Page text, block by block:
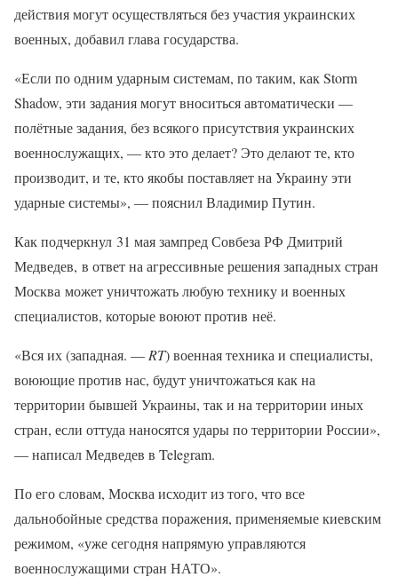
действия могут осуществляться без участия украинских
военных, добавил глава государства.
«Если по одним ударным системам, по таким, как Storm
Shadow, эти задания могут вноситься автоматически —
полётные задания, без всякого присутствия украинских
военнослужащих, — кто это делает? Это делают те, кто
производит, и те, кто якобы поставляет на Украину эти
ударные системы», — пояснил Владимир Путин.
Как подчеркнул 31 мая зампред Совбеза РФ Дмитрий
Медведев, в ответ на агрессивные решения западных стран
Москва может уничтожать любую технику и военных
специалистов, которые воюют против неё.
«Вся их (западная. —RT) военная техника и специалисты,
воюющие против нас, будут уничтожаться как на
территории бывшей Украины, так и на территории иных
стран, если оттуда наносятся удары по территории России»,
— написал Медведев в Telegram.
По его словам, Москва исходит из того, что все
дальнобойные средства поражения, применяемые киевским
режимом, «уже сегодня напрямую управляются
военнослужащими стран НАТО».